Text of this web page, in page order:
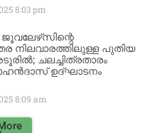
8:03 pm
നിലവാരത്തിലുള്ള പുതിയ
ചലച്ചിത്രതാരം
ഉദ്ഘാടനം
8:09 am